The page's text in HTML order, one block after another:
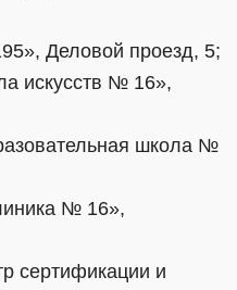
Деловой проезд, 5;
искусств № 16»,
школа №
№ 16»,
сертификации и